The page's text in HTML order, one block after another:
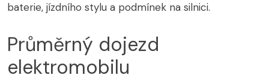
baterie, jízdního stylu a podmínek na silnici.
Průměrný dojezd
elektromobilu